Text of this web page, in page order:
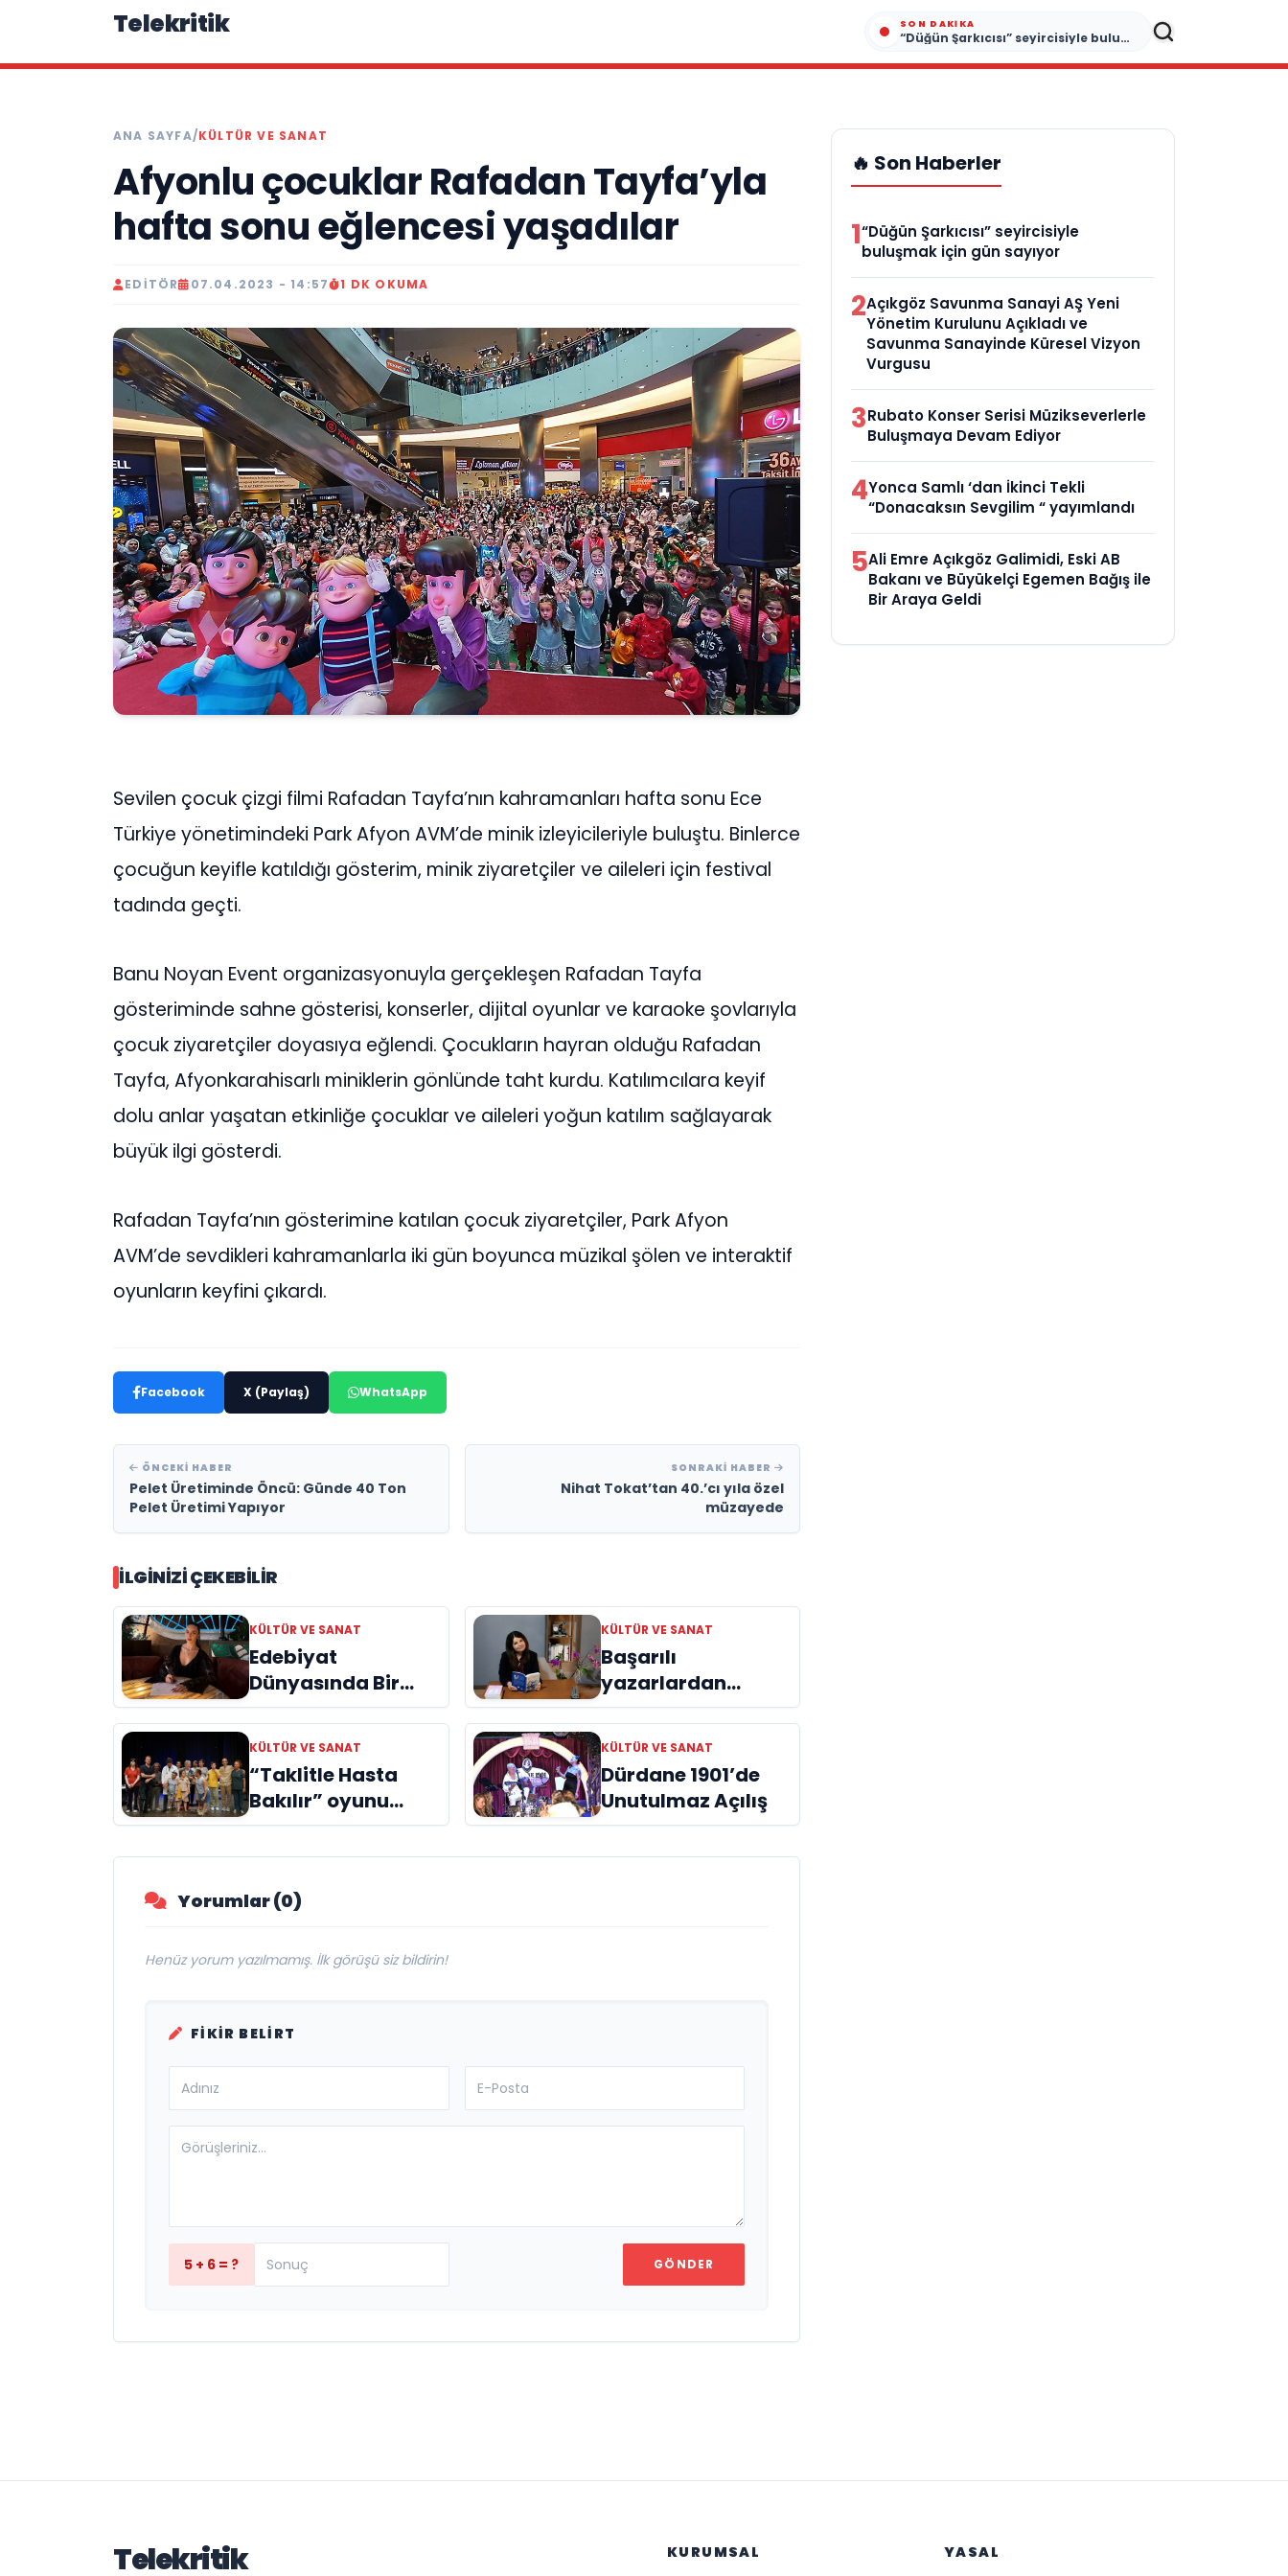
Telekritik SON DAKIKA
“Düğün Şarkıcısı” seyircisiyle buluşmak için gün sayıyor
ANA SAYFA/KÜLTÜR VE SANAT
Afyonlu çocuklar Rafadan Tayfa’yla
hafta sonu eğlencesi yaşadılar
EDITÖR 07.04.2023 - 14:57 1 DK OKUMA
Sevilen çocuk çizgi filmi Rafadan Tayfa’nın kahramanları hafta sonu Ece
Türkiye yönetimindeki Park Afyon AVM’de minik izleyicileriyle buluştu. Binlerce
çocuğun keyifle katıldığı gösterim, minik ziyaretçiler ve aileleri için festival
tadında geçti.
Banu Noyan Event organizasyonuyla gerçekleşen Rafadan Tayfa
gösteriminde sahne gösterisi, konserler, dijital oyunlar ve karaoke şovlarıyla
çocuk ziyaretçiler doyasıya eğlendi. Çocukların hayran olduğu Rafadan
Tayfa, Afyonkarahisarlı miniklerin gönlünde taht kurdu. Katılımcılara keyif
dolu anlar yaşatan etkinliğe çocuklar ve aileleri yoğun katılım sağlayarak
büyük ilgi gösterdi.
Rafadan Tayfa’nın gösterimine katılan çocuk ziyaretçiler, Park Afyon
AVM’de sevdikleri kahramanlarla iki gün boyunca müzikal şölen ve interaktif
oyunların keyfini çıkardı.
Facebook X (Paylaş) WhatsApp
ÖNCEKI HABER
Pelet Üretiminde Öncü: Günde 40 Ton
Pelet Üretimi Yapıyor
SONRAKI HABER
Nihat Tokat’tan 40.’cı yıla özel
müzayede
İLGINIZI ÇEKEBILIR
KÜLTÜR VE SANAT
Edebiyat
Dünyasında Bir
Genç Deha
Doğuyor: Dilruba
Engin ve Zift Karası
Evreni ‘AVENOİR’
KÜLTÜR VE SANAT
Başarılı
yazarlardan
Azime Savaş’tan
başucu kitabı
“Emanet”
raflardaki yerini
aldı
KÜLTÜR VE SANAT
“Taklitle Hasta
Bakılır” oyunu
engelleri sanatla
aştı
KÜLTÜR VE SANAT
Dürdane 1901’de
Unutulmaz Açılış
Yorumlar (0)
Henüz yorum yazılmamış. İlk görüşü siz bildirin!
FIKIR BELIRT
5 + 6 = ? GÖNDER
🔥 Son Haberler
1“Düğün Şarkıcısı” seyircisiyle
buluşmak için gün sayıyor
2Açıkgöz Savunma Sanayi AŞ Yeni
Yönetim Kurulunu Açıkladı ve
Savunma Sanayinde Küresel Vizyon
Vurgusu
3Rubato Konser Serisi Müzikseverlerle
Buluşmaya Devam Ediyor
4Yonca Samlı ‘dan İkinci Tekli
“Donacaksın Sevgilim “ yayımlandı
5Ali Emre Açıkgöz Galimidi, Eski AB
Bakanı ve Büyükelçi Egemen Bağış ile
Bir Araya Geldi
Telekritik KURUMSAL YASAL